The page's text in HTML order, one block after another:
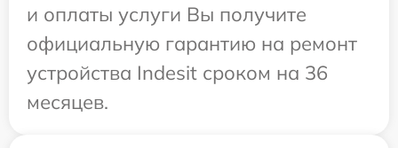
и оплаты услуги Вы получите
официальную гарантию на ремонт
устройства Indesit сроком на 36
месяцев.